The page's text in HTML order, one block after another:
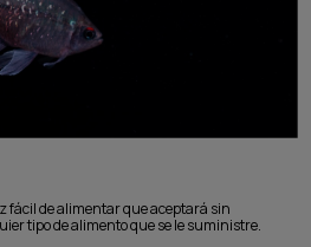
fácil de alimentar que aceptará sin
tipo de alimento que se le suministre.